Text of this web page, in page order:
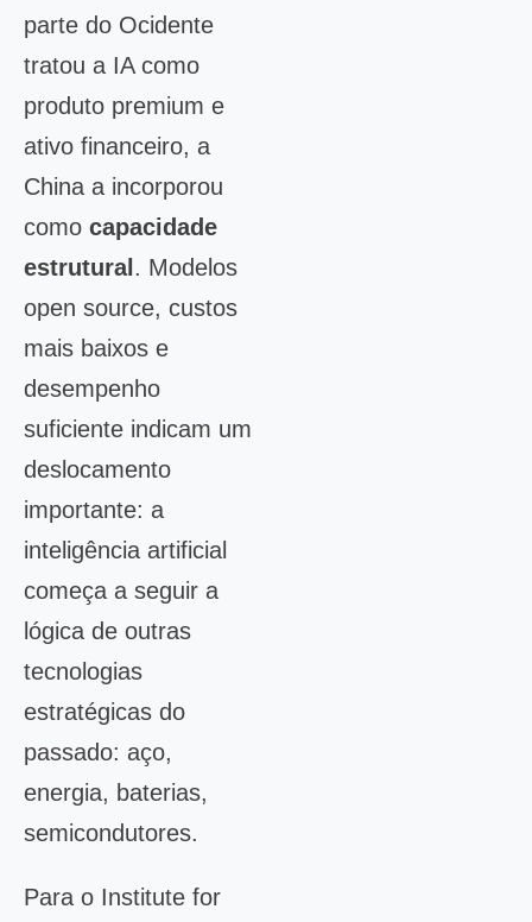
parte do Ocidente
tratou a IA como
produto premium e
ativo financeiro, a
China a incorporou
como capacidade
estrutural . Modelos
open source, custos
mais baixos e
desempenho
suficiente indicam um
deslocamento
importante: a
inteligência artificial
começa a seguir a
lógica de outras
tecnologias
estratégicas do
passado: aço,
energia, baterias,
semicondutores.
Para o Institute for